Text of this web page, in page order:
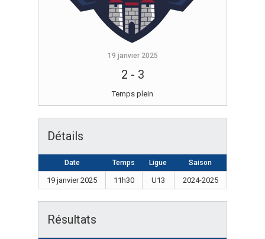
19 janvier 2025
2 - 3
Temps plein
Détails
Date Temps Ligue Saison
19 janvier 2025 11h30 U13 2024-2025
Résultats